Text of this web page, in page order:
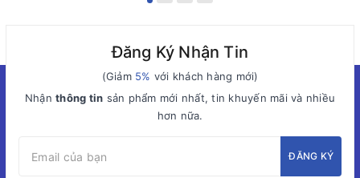
Đăng Ký Nhận Tin
(Giảm 5% với khách hàng mới)
Nhậnthông tin sản phẩm mới nhất, tin khuyến mãi và nhiều
hơn nữa.
ĐĂNG KÝ